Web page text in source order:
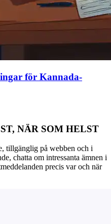
för Kannada-
NÄR SOM HELST
tillgänglig på webben och i
chatta om intressanta ämnen i
precis var och när